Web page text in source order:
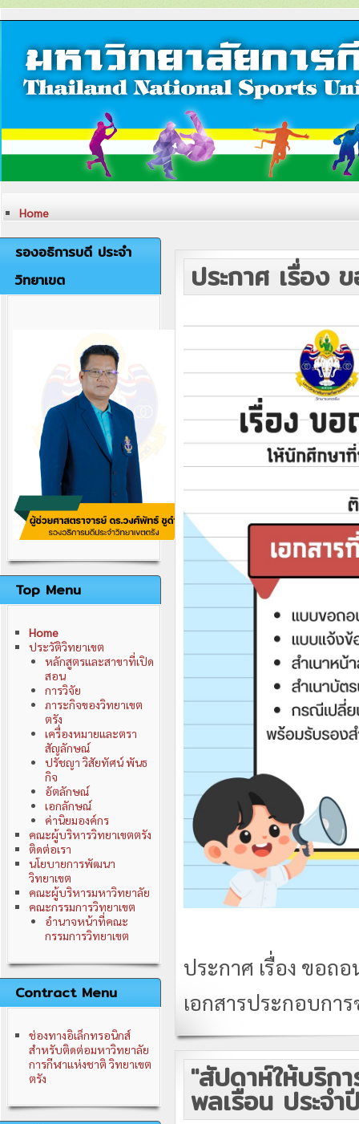
Home
หลักสูตรและสาขาที่เปิดสอน
การวิจัย
เครื่องหมายและตราสัญลักษณ์
ปรัชญา วิสัยทัศน์ พันธกิจ
ค่านิยมองค์กร
คณะผู้บริหารวิทยาเขตตรัง
นโยบายการพัฒนาวิทยาเขต
คณะผู้บริหารมหาวิทยาลัย
คณะกรรมการวิทยาเขต
อำนาจหน้าที่คณะกรรมการวิทยาเขต
รองอธิการบดี ประจำ
วิทยาเขต
Top Menu
Home
ประวัติวิทยาเขต
หลักสูตรและสาขาที่เปิด
สอน
การวิจัย
ภาระกิจของวิทยาเขต
ตรัง
เครื่องหมายและตรา
สัญลักษณ์
ปรัชญา วิสัยทัศน์ พันธ
กิจ
อัตลักษณ์
เอกลักษณ์
ค่านิยมองค์กร
คณะผู้บริหารวิทยาเขตตรัง
ติดต่อเรา
นโยบายการพัฒนา
วิทยาเขต
คณะผู้บริหารมหาวิทยาลัย
คณะกรรมการวิทยาเขต
อำนาจหน้าที่คณะ
กรรมการวิทยาเขต
Contract Menu
ช่องทางอิเล็กทรอนิกส์
สำหรับติดต่อมหาวิทยาลัย
การกีฬาแห่งชาติ วิทยาเขต
ตรัง
ประกาศ เรื่อง
ประกาศ เรื่อง ขอถ
เอกสารประกอบการ
"สัปดาห์ให้บริก
พลเรือน ประจ